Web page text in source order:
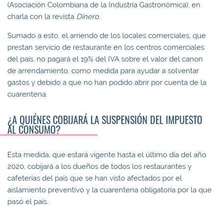
(Asociación Colombiana de la Industria Gastronómica), en
charla con la revista Dinero.
Sumado a esto, el arriendo de los locales comerciales, que
prestan servicio de restaurante en los centros comerciales
del país, no pagará el 19% del IVA sobre el valor del canon
de arrendamiento, como medida para ayudar a solventar
gastos y debido a que no han podido abrir por cuenta de la
cuarentena.
¿A QUIÉNES COBIJARÁ LA SUSPENSIÓN DEL IMPUESTO
AL CONSUMO?
Esta medida, que estará vigente hasta el último día del año
2020, cobijará a los dueños de todos los restaurantes y
cafeterías del país que se han visto afectados por el
aislamiento preventivo y la cuarentena obligatoria por la que
pasó el país.